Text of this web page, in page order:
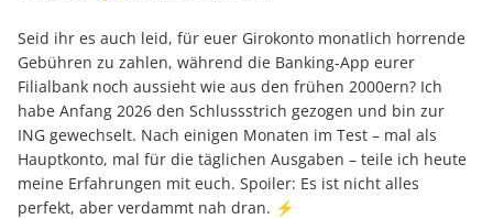
Seid ihr es auch leid, für euer Girokonto monatlich horrende
Gebühren zu zahlen, während die Banking-App eurer
Filialbank noch aussieht wie aus den frühen 2000ern? Ich
habe Anfang 2026 den Schlussstrich gezogen und bin zur
ING gewechselt. Nach einigen Monaten im Test – mal als
Hauptkonto, mal für die täglichen Ausgaben – teile ich heute
meine Erfahrungen mit euch. Spoiler: Es ist nicht alles
perfekt, aber verdammt nah dran. ⚡